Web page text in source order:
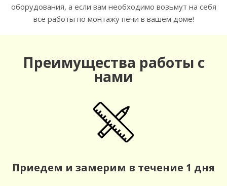
оборудования, а если вам необходимо возьмут на себя
все работы по монтажу печи в вашем доме!
Преимущества работы с
нами
Приедем и замерим в течение 1 дня